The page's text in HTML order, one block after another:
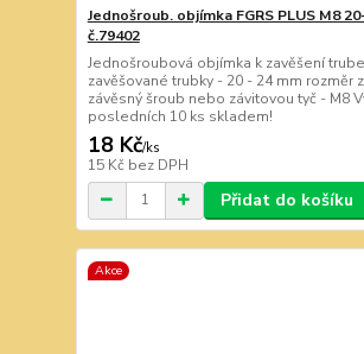
Jednošroub. objímka FGRS PLUS M8
č.79402
Jednošroubová objímka k zavěšení
zavěšované trubky - 20 - 24 mm rozměr
závěsný šroub nebo závitovou tyč - M8
posledních 10 ks skladem!
18 Kč/ks
15 Kč bez DPH
Přidat do košíku
Akce